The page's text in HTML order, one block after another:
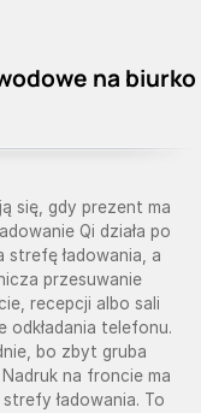
na biurko
się, gdy prezent ma
Qi działa po
strefę ładowania, a
przesuwanie
recepcji albo sali
odkładania telefonu.
bo zbyt gruba
na froncie ma
ładowania. To